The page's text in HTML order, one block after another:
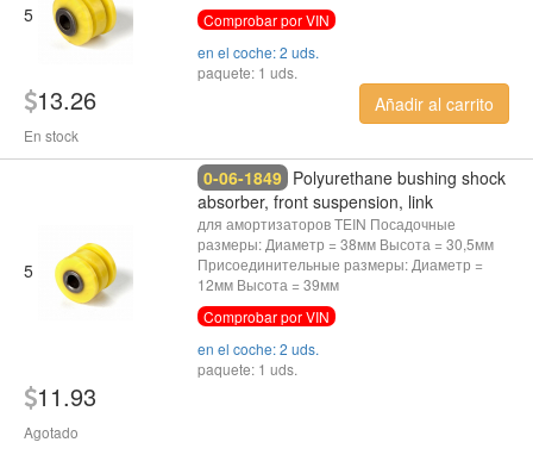
5
Comprobar por VIN
en el coche: 2 uds.
paquete: 1 uds.
13.26
En stock
Añadir al carrito
5
0-06-1849 Polyurethane bushing shock
absorber, front suspension, link
для амортизаторов TEIN Посадочные
размеры: Диаметр = 38мм Высота = 30,5мм
Присоединительные размеры: Диаметр =
12мм Высота = 39мм
Comprobar por VIN
en el coche: 2 uds.
paquete: 1 uds.
11.93
Agotado